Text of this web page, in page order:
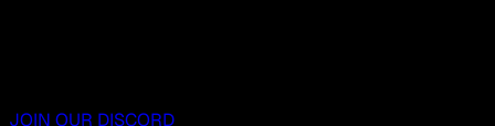
JOIN OUR DISCORD